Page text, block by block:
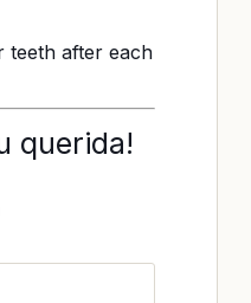
teeth after each
querida!